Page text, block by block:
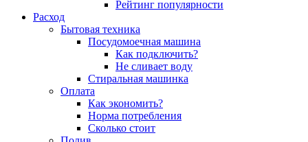
Рейтинг популярности
Расход
Бытовая техника
Посудомоечная машина
Как подключить?
Не сливает воду
Стиральная машинка
Оплата
Как экономить?
Норма потребления
Сколько стоит